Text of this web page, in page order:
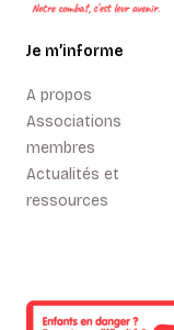
Je m’informe
A propos
Associations
membres
Actualités et
ressources